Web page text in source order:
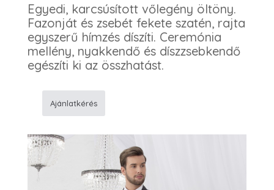
Egyedi, karcsúsított vőlegény öltöny.
Fazonját és zsebét fekete szatén, rajta
egyszerű hímzés díszíti. Ceremónia
mellény, nyakkendő és díszzsebkendő
egészíti ki az összhatást.
öltöny
mennyiség
Ajánlatkérés